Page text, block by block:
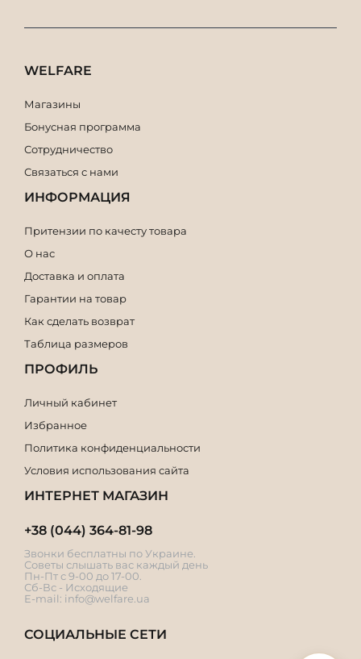
WELFARE
Магазины
Бонусная программа
Сотрудничество
Связаться с нами
ИНФОРМАЦИЯ
Притензии по качесту товара
О нас
Доставка и оплата
Гарантии на товар
Как сделать возврат
Таблица размеров
ПРОФИЛЬ
Личный кабинет
Избранное
Политика конфиденциальности
Условия использования сайта
ИНТЕРНЕТ МАГАЗИН
+38 (044) 364-81-98
Звонки бесплатны по Украине.
Советы слышать вас каждый день
Пн-Пт с 9-00 до 17-00.
Сб-Вс - Исходящие
E-mail: info@welfare.ua
СОЦИАЛЬНЫЕ СЕТИ